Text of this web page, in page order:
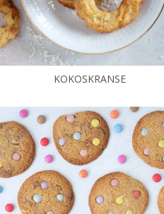
KOKOSKRANSE